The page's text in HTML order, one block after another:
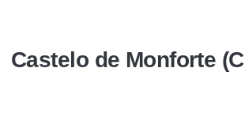
Castelo de Monforte